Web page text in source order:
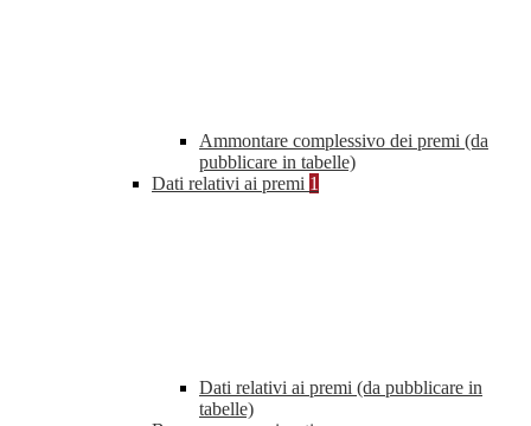
Ammontare complessivo dei premi (da
pubblicare in tabelle)
Dati relativi ai premi 1
Dati relativi ai premi (da pubblicare in
tabelle)